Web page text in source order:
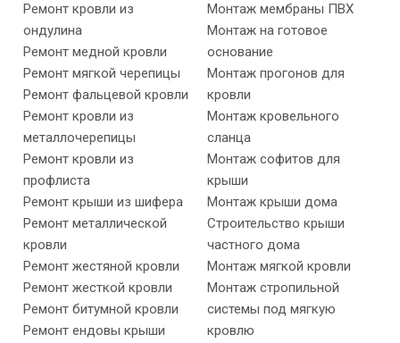
Ремонт кровли из
ондулина
Ремонт медной кровли
Ремонт мягкой черепицы
Ремонт фальцевой кровли
Ремонт кровли из
металлочерепицы
Ремонт кровли из
профлиста
Ремонт крыши из шифера
Ремонт металлической
кровли
Ремонт жестяной кровли
Ремонт жесткой кровли
Ремонт битумной кровли
Ремонт ендовы крыши
Монтаж мембраны ПВХ
Монтаж на готовое
основание
Монтаж прогонов для
кровли
Монтаж кровельного
сланца
Монтаж софитов для
крыши
Монтаж крыши дома
Строительство крыши
частного дома
Монтаж мягкой кровли
Монтаж стропильной
системы под мягкую
кровлю